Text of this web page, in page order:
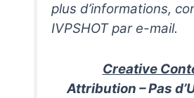
plus d’informations,
IVPSHOT par e-mail.
Creative
Attribution – Pas